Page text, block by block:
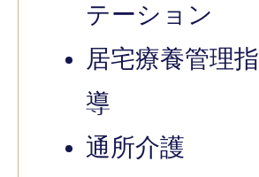
テーション
居宅療養管理指
導
通所介護